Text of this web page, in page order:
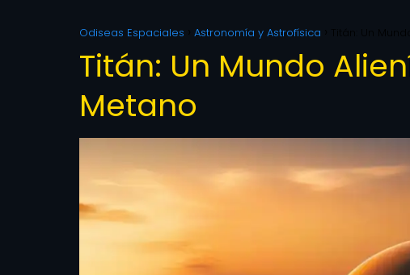
Odiseas Espaciales Astronomía y Astrofísica
Titán: Un Mundo
Metano